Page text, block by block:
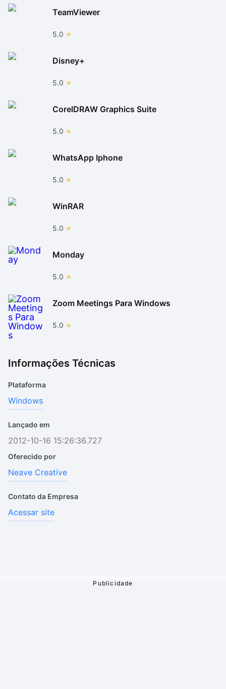
TeamViewer
5.0
Disney+
5.0
CorelDRAW Graphics Suite
5.0
WhatsApp Iphone
5.0
WinRAR
5.0
Monday
5.0
Zoom Meetings Para Windows
5.0
Informações Técnicas
Plataforma
Windows
Lançado em
2012-10-16 15:26:36.727
Oferecido por
Neave Creative
Contato da Empresa
Acessar site